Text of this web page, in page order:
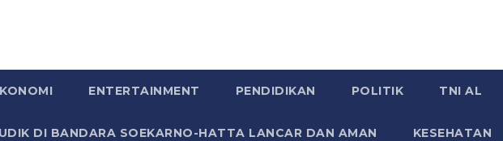
ENTERTAINMENT PENDIDIKAN POLITIK TNI AL
DI BANDARA SOEKARNO-HATTA LANCAR DAN AMAN KESEHATAN